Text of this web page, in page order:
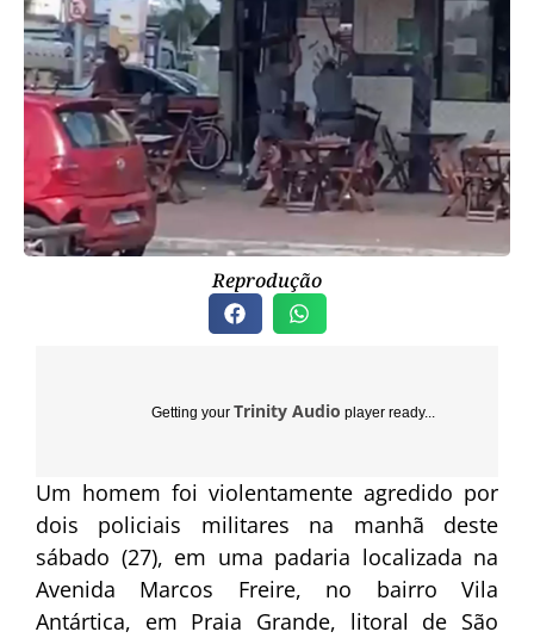
Reprodução
Getting your Trinity Audio player ready...
Um homem foi violentamente agredido por
dois policiais militares na manhã deste
sábado (27), em uma padaria localizada na
Avenida Marcos Freire, no bairro Vila
Antártica, em Praia Grande, litoral de São